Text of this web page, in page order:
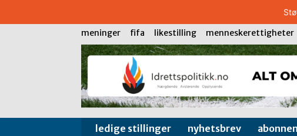
meninger fifa likestilling menneskerettigheter
ledige stillinger nyhetsbrev